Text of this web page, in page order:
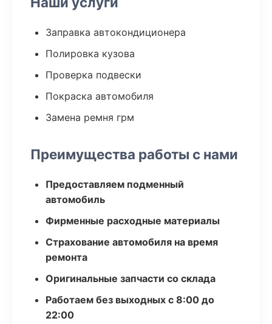
Заправка автокондиционера
Полировка кузова
Проверка подвески
Покраска автомобиля
Замена ремня грм
Преимущества работы с нами
Предоставляем подменный
автомобиль
Фирменные расходные материалы
Страхование автомобиля на время
ремонта
Оригинальные запчасти со склада
Работаем без выходных с 8:00 до
22:00